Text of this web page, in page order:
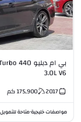
3.0L V6
2017
175,900كم
مواصفات خليجية•متاحة للتمويل